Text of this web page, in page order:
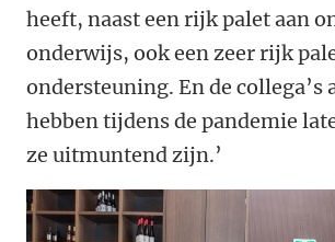
heeft, naast een rijk palet aan
onderwijs, ook een zeer rijk
ondersteuning. En de collega’s
hebben tijdens de pandemie
ze uitmuntend zijn.’